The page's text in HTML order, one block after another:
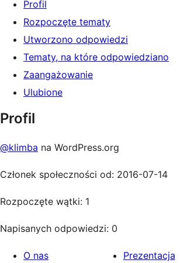
Profil
Rozpoczęte tematy
Utworzono odpowiedzi
Tematy, na które odpowiedziano
Zaangażowanie
Ulubione
Profil
@klimba na WordPress.org
Członek społeczności od: 2016-07-14
Rozpoczęte wątki: 1
Napisanych odpowiedzi: 0
O nas Prezentacja